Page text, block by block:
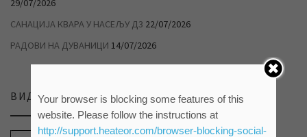
29/07/2026
САНАЦИЈА КВАРА У НАСЕЉУ Д3 22/07/2026
РАДОВИ НА ДУВАНИЦИ 14/07/2026
ВИДЕО ПРИЛОЗИ НА НАШЕМ ЈУТЈУБ КАНАЛУ
Your browser is blocking some features of this
website. Please follow the instructions at
http://support.heateor.com/browser-blocking-social-